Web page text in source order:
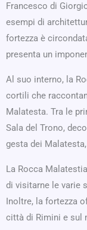
Francesco di
esempi di
fortezza è
presenta un
Al suo interno, la
cortili che
Malatesta. Tra le
Sala del Trono,
gesta dei
La Rocca
di visitarne le varie
Inoltre, la fortezza
città di Rimini e sul